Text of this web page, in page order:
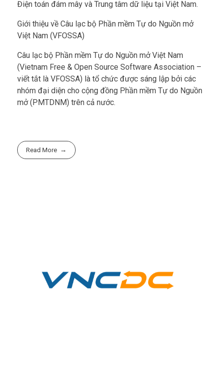
Điện toán đám mây và Trung tâm dữ liệu tại Việt Nam.
Giới thiệu về Câu lạc bộ Phần mềm Tự do Nguồn mở
Việt Nam (VFOSSA)
Câu lạc bộ Phần mềm Tự do Nguồn mở Việt Nam
(Vietnam Free & Open Source Software Association –
viết tắt là VFOSSA) là tổ chức được sáng lập bởi các
nhóm đại diện cho cộng đồng Phần mềm Tự do Nguồn
mở (PMTDNM) trên cả nước.
Read More